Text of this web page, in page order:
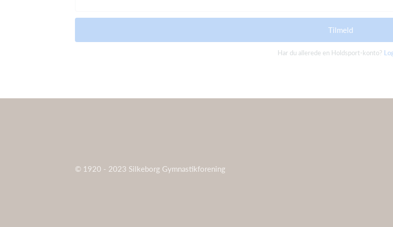
Tilmeld
Har du allerede en Holdsport-konto?
© 1920 - 2023 Silkeborg Gymnastikforening